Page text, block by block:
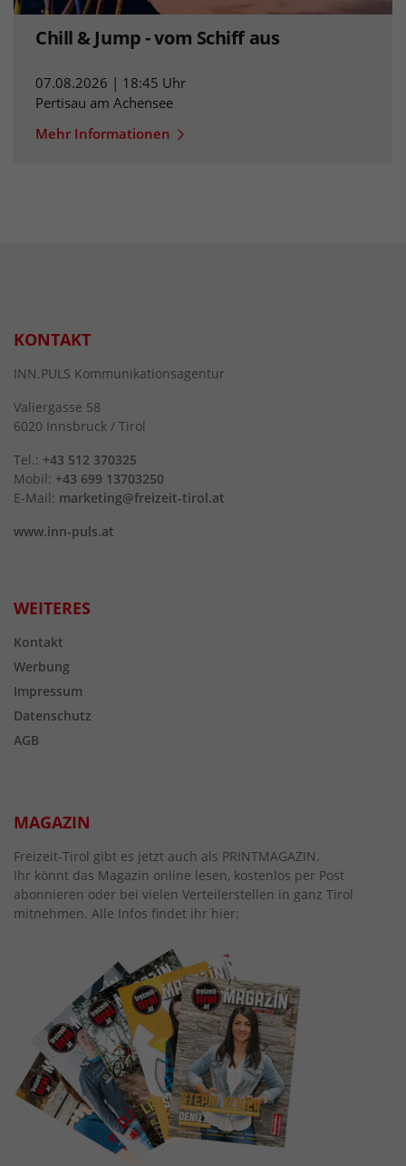
Chill & Jump - vom Schiff aus
07.08.2026 | 18:45 Uhr
Pertisau am Achensee
Mehr Informationen
KONTAKT
INN.PULS Kommunikationsagentur
Valiergasse 58
6020 Innsbruck / Tirol
Tel.: +43 512 370325
Mobil: +43 699 13703250
E-Mail: marketing@freizeit-tirol.at
www.inn-puls.at
WEITERES
Kontakt
Werbung
Impressum
Datenschutz
AGB
MAGAZIN
Freizeit-Tirol gibt es jetzt auch als PRINTMAGAZIN.
Ihr könnt das Magazin online lesen, kostenlos per Post
abonnieren oder bei vielen Verteilerstellen in ganz Tirol
mitnehmen. Alle Infos findet ihr hier: